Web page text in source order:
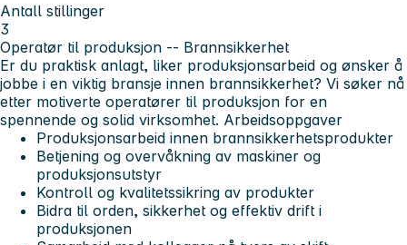
Antall stillinger
3
Operatør til produksjon -- Brannsikkerhet
Er du praktisk anlagt, liker produksjonsarbeid og ønsker å
jobbe i en viktig bransje innen brannsikkerhet? Vi søker nå
etter motiverte operatører til produksjon for en
spennende og solid virksomhet. Arbeidsoppgaver
Produksjonsarbeid innen brannsikkerhetsprodukter
Betjening og overvåkning av maskiner og
produksjonsutstyr
Kontroll og kvalitetssikring av produkter
Bidra til orden, sikkerhet og effektiv drift i
produksjonen